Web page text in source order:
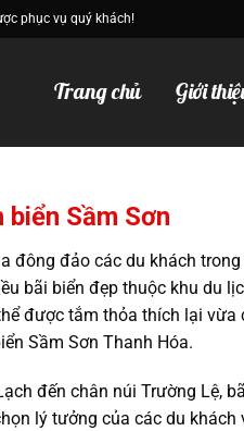
phục vụ quý khách!
Trang chủ Giới
Sầm Sơn
đông đảo các du khách
bãi biển đẹp thuộc khu du
được tắm thỏa thích lại
Sầm Sơn Thanh Hóa.
đến chân núi Trường Lệ,
lý tưởng của các du